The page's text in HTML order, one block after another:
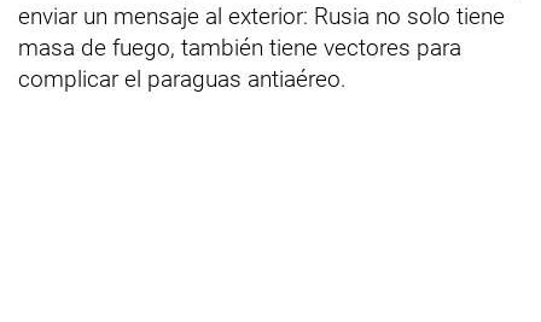
enviar un mensaje al exterior: Rusia no solo tiene
masa de fuego, también tiene vectores para
complicar el paraguas antiaéreo.